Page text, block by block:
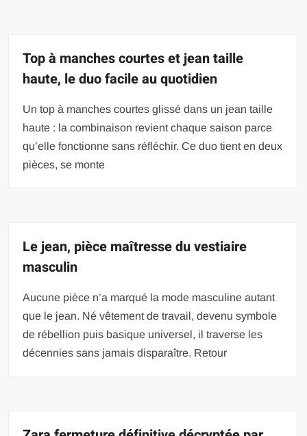
Top à manches courtes et jean taille
haute, le duo facile au quotidien
Un top à manches courtes glissé dans un jean taille
haute : la combinaison revient chaque saison parce
qu’elle fonctionne sans réfléchir. Ce duo tient en deux
pièces, se monte
Le jean, pièce maîtresse du vestiaire
masculin
Aucune pièce n’a marqué la mode masculine autant
que le jean. Né vêtement de travail, devenu symbole
de rébellion puis basique universel, il traverse les
décennies sans jamais disparaître. Retour